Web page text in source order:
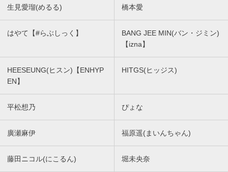
生見愛瑠(めるる) 橋本愛
はやて【#らぶしっく】
BANG JEE MIN(バン・ジミン)
【izna】
HEESEUNG(ヒスン)【ENHYP
EN】
HITGS(ヒッジス)
平松想乃 ぴょな
廣瀬麻伊 福原遥(まいんちゃん)
藤田ニコル(にこるん) 堀未央奈